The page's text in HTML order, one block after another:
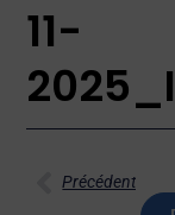
11-
Précédent